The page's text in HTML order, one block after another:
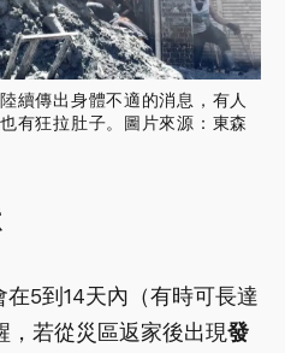
續傳出身體不適的消息，有人
有狂拉肚子。圖片來源：東森
5到14天內（有時可長達
，若從災區返家後出現發